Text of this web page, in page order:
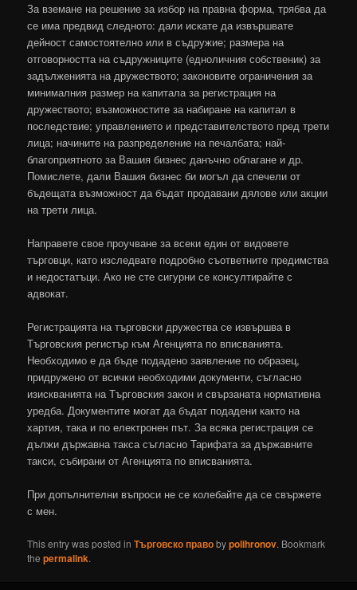
За вземане на решение за избор на правна форма, трябва да
се има предвид следното: дали искате да извършвате
дейност самостоятелно или в съдружие; размера на
отговорността на съдружниците (едноличния собственик) за
задълженията на дружеството; законовите ограничения за
минималния размер на капитала за регистрация на
дружеството; възможностите за набиране на капитал в
последствие; управлението и представителството пред трети
лица; начините на разпределение на печалбата; най-
благоприятното за Вашия бизнес данъчно облагане и др.
Помислете, дали Вашия бизнес би могъл да спечели от
бъдещата възможност да бъдат продавани дялове или акции
на трети лица.
Направете свое проучване за всеки един от видовете
търговци, като изследвате подробно съответните предимства
и недостатъци. Ако не сте сигурни се консултирайте с
адвокат.
Регистрацията на търговски дружества се извършва в
Търговския регистър към Агенцията по вписванията.
Необходимо е да бъде подадено заявление по образец,
придружено от всички необходими документи, съгласно
изискванията на Търговския закон и свързаната нормативна
уредба. Документите могат да бъдат подадени както на
хартия, така и по електронен път. За всяка регистрация се
дължи държавна такса съгласно Тарифата за държавните
такси, събирани от Агенцията по вписванията.
При допълнителни въпроси не се колебайте да се свържете
с мен.
This entry was posted inТърговско правоbypolihronov. Bookmark
thepermalink.